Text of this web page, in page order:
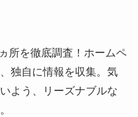
所を徹底調査！ホームペ
独自に情報を収集。気
よう、リーズナブルな